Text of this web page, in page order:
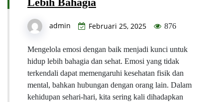
admin Februari 25, 2025 876
Mengelola emosi dengan baik menjadi kunci untuk
hidup lebih bahagia dan sehat. Emosi yang tidak
terkendali dapat memengaruhi kesehatan fisik dan
mental, bahkan hubungan dengan orang lain. Dalam
kehidupan sehari-hari, kita sering kali dihadapkan